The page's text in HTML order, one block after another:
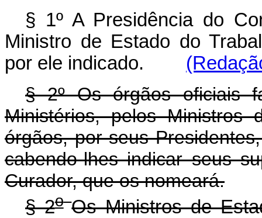
§ 1º A Presidência do
Ministro de Estado do
por ele indicado.
§ 2º Os órgãos oficiais
Ministérios, pelos
órgãos, por seus
cabendo-lhes indicar seus
Curador, que os nomeará.
§ 2o Os Ministros de